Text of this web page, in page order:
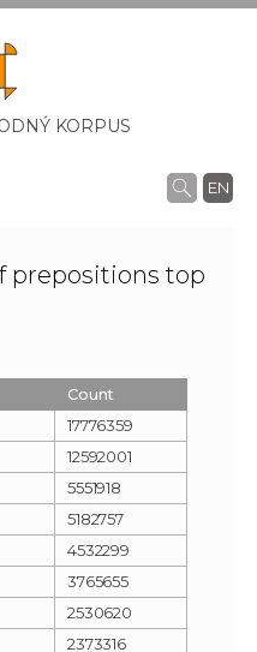
KORPUS
EN
prepositions top
Count
17776359
12592001
5551918
5182757
4532299
3765655
2530620
2373316